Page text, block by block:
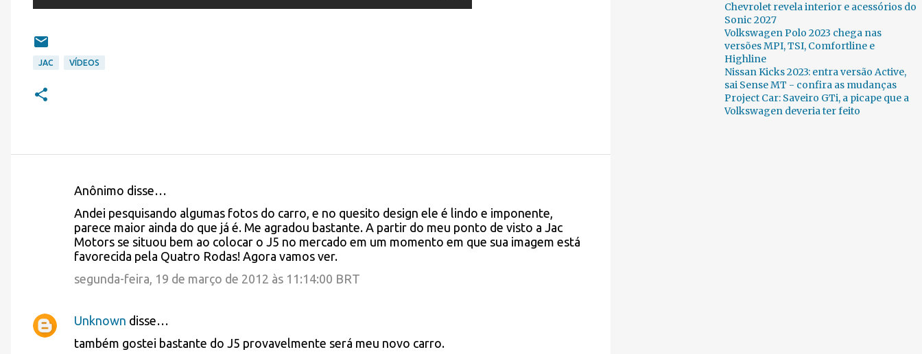
JAC VÍDEOS
á
Anônimo disse…
Andei pesquisando algumas fotos do carro, e no quesito design ele é lindo e imponente,
parece maior ainda do que já é. Me agradou bastante. A partir do meu ponto de visto a Jac
Motors se situou bem ao colocar o J5 no mercado em um momento em que sua imagem está
favorecida pela Quatro Rodas! Agora vamos ver.
segunda-feira, 19 de março de 2012 às 11:14:00 BRT
Unknown disse…
também gostei bastante do J5 provavelmente será meu novo carro.
Chevrolet revela interior e acessórios do
Sonic 2027
Volkswagen Polo 2023 chega nas
versões MPI, TSI, Comfortline e
Highline
Nissan Kicks 2023: entra versão Active,
sai Sense MT - confira as mudanças
Project Car: Saveiro GTi, a picape que a
Volkswagen deveria ter feito